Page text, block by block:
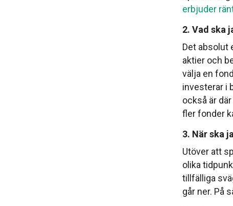
erbjuder
2. Vad ska
Det absolut
aktier och
välja en
investerar i
också är
fler fonder
3. När ska
Utöver att
olika
tillfälliga
går ner. På